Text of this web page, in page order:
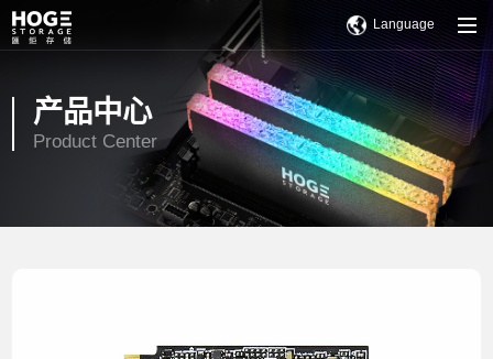
Language
产品中心
Product Center